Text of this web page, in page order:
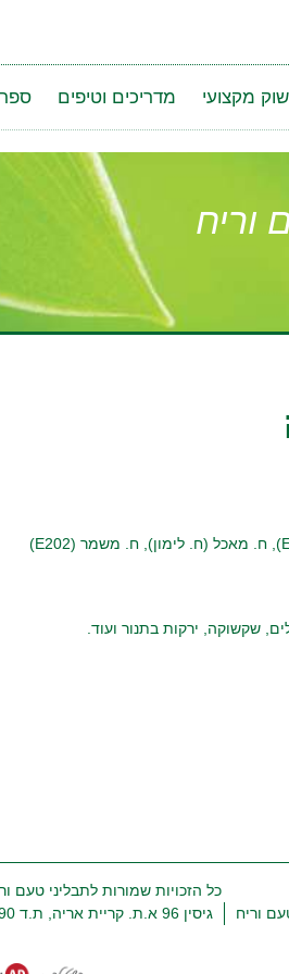
שוק מקצועי מדריכים וטיפים
וריח
שקשוקה, ירקות בתנור ועוד.
כל הזכויות שמורות לתבליני טעם
וריח
גיסין 96 א.ת. קריית אריה, ת.ד 3090 פתח תקווה 4922398